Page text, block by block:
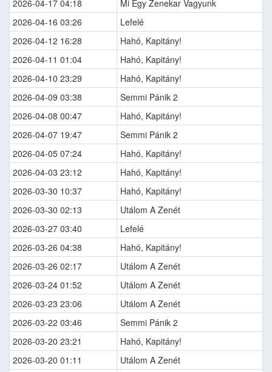
2026-04-17 04:18
Mi Egy Zenekar Vagyunk
2026-04-16 03:26
Lefelé
2026-04-12 16:28
Hahó, Kapitány!
2026-04-11 01:04
Hahó, Kapitány!
2026-04-10 23:29
Hahó, Kapitány!
2026-04-09 03:38
Semmi Pánik 2
2026-04-08 00:47
Hahó, Kapitány!
2026-04-07 19:47
Semmi Pánik 2
2026-04-05 07:24
Hahó, Kapitány!
2026-04-03 23:12
Hahó, Kapitány!
2026-03-30 10:37
Hahó, Kapitány!
2026-03-30 02:13
Utálom A Zenét
2026-03-27 03:40
Lefelé
2026-03-26 04:38
Hahó, Kapitány!
2026-03-26 02:17
Utálom A Zenét
2026-03-24 01:52
Utálom A Zenét
2026-03-23 23:06
Utálom A Zenét
2026-03-22 03:46
Semmi Pánik 2
2026-03-20 23:21
Hahó, Kapitány!
2026-03-20 01:11
Utálom A Zenét